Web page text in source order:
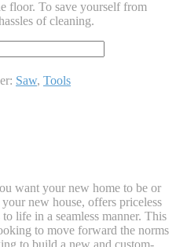
floor. To save yourself from
of cleaning.
Saw, Tools
want your new home to be or
new house, offers priceless
life in a seamless manner. This
to move forward the norms
to build a new and custom-